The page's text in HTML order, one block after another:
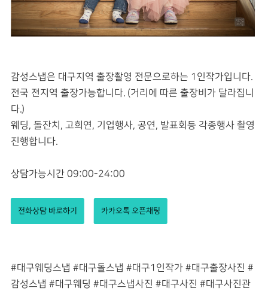
감성스냅은 대구지역 출장촬영 전문으로하는 1인작가입니다.
전국 전지역 출장가능합니다. (거리에 따른 출장비가 달라집니
다.)
웨딩, 돌잔치, 고희연, 기업행사, 공연, 발표회등 각종행사 촬영
진행합니다.
상담가능시간 09:00-24:00
전화상담 바로하기 카카오톡 오픈채팅
#대구웨딩스냅 #대구돌스냅 #대구1인작가 #대구출장사진 #
감성스냅 #대구웨딩 #대구스냅사진 #대구사진 #대구사진관